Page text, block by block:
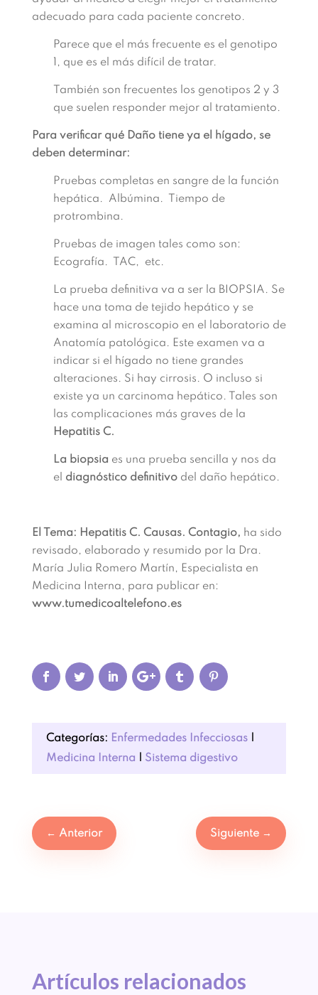
adecuado para cada paciente concreto.
Parece que el más frecuente es el genotipo
1, que es el más difícil de tratar.
También son frecuentes los genotipos 2 y 3
que suelen responder mejor al tratamiento.
Para verificar qué Daño tiene ya el hígado, se
deben determinar:
Pruebas completas en sangre de la función
hepática. Albúmina. Tiempo de
protrombina.
Pruebas de imagen tales como son:
Ecografía. TAC, etc.
La prueba definitiva va a ser la BIOPSIA. Se
hace una toma de tejido hepático y se
examina al microscopio en el laboratorio de
Anatomía patológica. Este examen va a
indicar si el hígado no tiene grandes
alteraciones. Si hay cirrosis. O incluso si
existe ya un carcinoma hepático. Tales son
las complicaciones más graves de la
Hepatitis C.
La biopsia es una prueba sencilla y nos da
el diagnóstico definitivodel daño hepático.
El Tema: Hepatitis C. Causas. Contagio, ha sido
revisado, elaborado y resumido por la Dra.
María Julia Romero Martín, Especialista en
Medicina Interna, para publicar en:
www.tumedicoaltelefono.es
Categorías: Enfermedades Infecciosas|
Medicina Interna
Sistema digestivo
← Anterior Siguiente →
Artículos relacionados